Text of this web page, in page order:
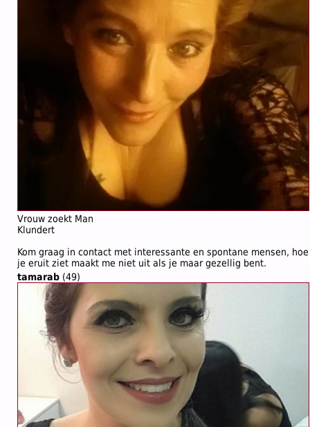
Vrouw zoekt Man
Klundert
Kom graag in contact met interessante en spontane mensen, hoe
je eruit ziet maakt me niet uit als je maar gezellig bent.
tamarab (49)